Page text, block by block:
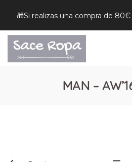
🎁Si realizas una compra de
MAN –